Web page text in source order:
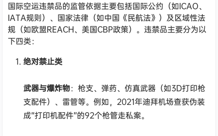
国际空运违禁品的监管依据主要包括国际公约（如ICAO、
IATA规则）、国家法律（如中国《民航法》）及区域性法
规（如欧盟REACH、美国CBP政策）。违禁品主要分为以
下四类：
绝对禁止类
武器与爆炸物：枪支、弹药、仿真武器（如3D打印枪
支配件）、雷管等。例如，2021年迪拜机场查获伪装
成“打印机配件”的92个枪管走私案。